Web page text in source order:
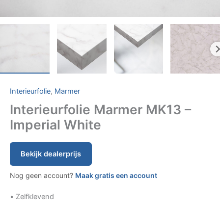
Interieurfolie, Marmer
Interieurfolie Marmer MK13 –
Imperial White
Bekijk dealerprijs
Nog geen account? Maak gratis een account
• Zelfklevend